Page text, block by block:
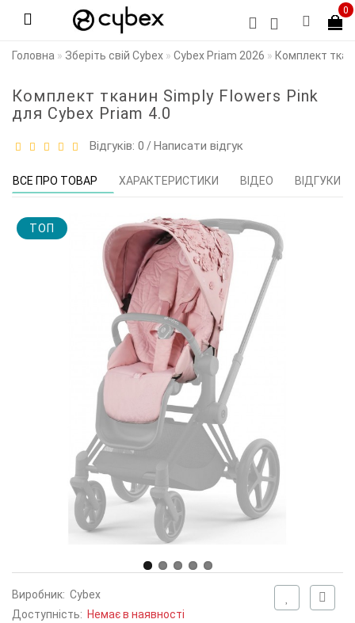
0
Головна Зберіть свій Cybex Cybex Priam 2026 Комплект
Комплект тканин Simply Flowers Pink
для Cybex Priam 4.0
Відгуків: 0 /Написати відгук
ВСЕ ПРО ТОВАР ХАРАКТЕРИСТИКИ ВІДЕО ВІДГУКИ
TOП
Виробник: Cybex
Доступність: Немає в наявності